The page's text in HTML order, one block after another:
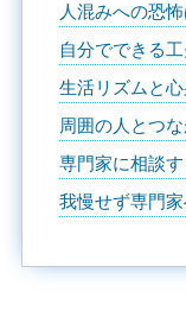
人混みへの恐
自分でできる
生活リズムと
周囲の人とつ
専門家に相談
我慢せず専門